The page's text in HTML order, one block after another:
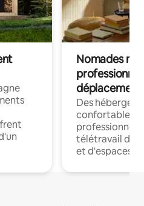
Nomades
déplacement
Des
confortables
professionnels
télétravail
et d'espaces